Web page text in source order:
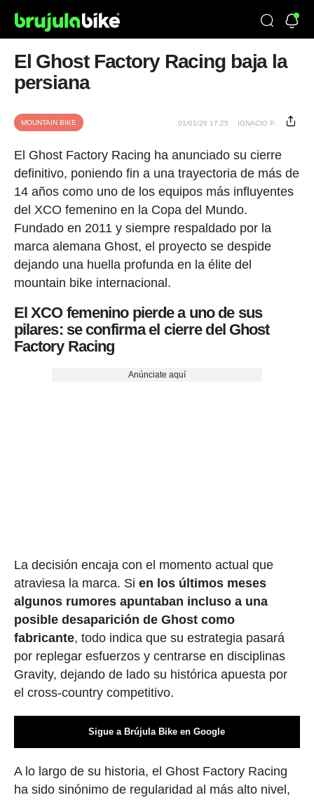
El Ghost Factory Racing baja la
persiana
MOUNTAIN BIKE 01/01/26 17:25 IGNACIO P.
El Ghost Factory Racing ha anunciado su cierre
definitivo, poniendo fin a una trayectoria de más de
14 años como uno de los equipos más influyentes
del XCO femenino en la Copa del Mundo.
Fundado en 2011 y siempre respaldado por la
marca alemana Ghost, el proyecto se despide
dejando una huella profunda en la élite del
mountain bike internacional.
El XCO femenino pierde a uno de sus
pilares: se confirma el cierre del Ghost
Factory Racing
Anúnciate aquí
La decisión encaja con el momento actual que
atraviesa la marca. Si en los últimos meses
algunos rumores apuntaban incluso a una
posible desaparición de Ghost como
fabricante, todo indica que su estrategia pasará
por replegar esfuerzos y centrarse en disciplinas
Gravity, dejando de lado su histórica apuesta por
el cross-country competitivo.
Sigue a Brújula Bike en Google
A lo largo de su historia, el Ghost Factory Racing
ha sido sinónimo de regularidad al más alto nivel,